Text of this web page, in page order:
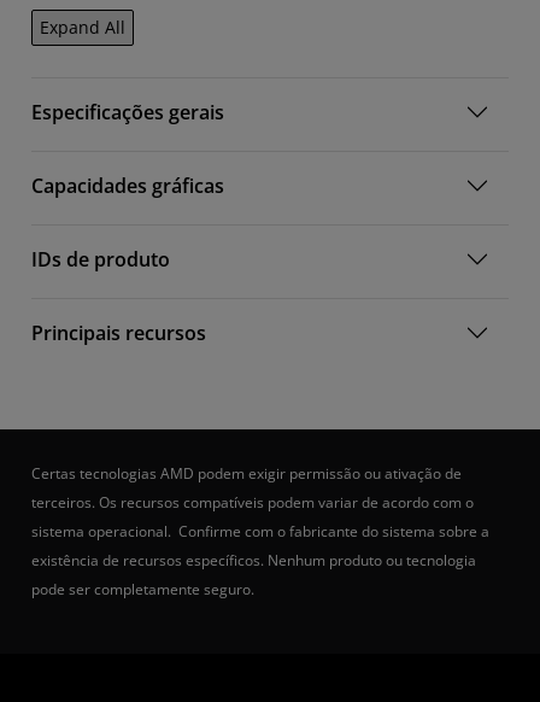
Expand All
Especificações gerais
Capacidades gráficas
IDs de produto
Principais recursos
Certas tecnologias AMD podem exigir permissão ou ativação de
terceiros. Os recursos compatíveis podem variar de acordo com o
sistema operacional. Confirme com o fabricante do sistema sobre a
existência de recursos específicos. Nenhum produto ou tecnologia
pode ser completamente seguro.